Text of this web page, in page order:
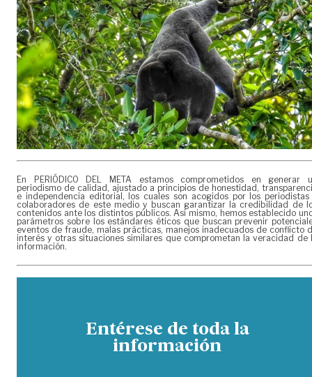
En PERIÓDICO DEL META estamos comprometidos en generar
periodismo de calidad, ajustado a principios de honestidad,
e independencia editorial, los cuales son acogidos por los periodistas
colaboradores de este medio y buscan garantizar la credibilidad de
contenidos ante los distintos públicos. Así mismo, hemos establecido
parámetros sobre los estándares éticos que buscan prevenir
eventos de fraude, malas prácticas, manejos inadecuados de conflicto
interés y otras situaciones similares que comprometan la veracidad de
información.
Entérese de toda la
información